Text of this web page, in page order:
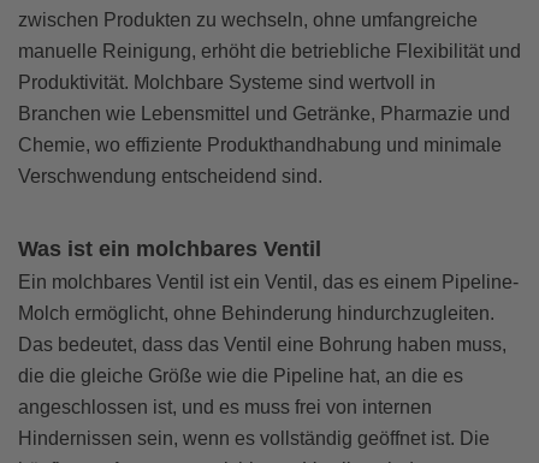
zwischen Produkten zu wechseln, ohne umfangreiche
manuelle Reinigung, erhöht die betriebliche Flexibilität und
Produktivität. Molchbare Systeme sind wertvoll in
Branchen wie Lebensmittel und Getränke, Pharmazie und
Chemie, wo effiziente Produkthandhabung und minimale
Verschwendung entscheidend sind.
Was ist ein molchbares Ventil
Ein molchbares Ventil ist ein Ventil, das es einem Pipeline-
Molch ermöglicht, ohne Behinderung hindurchzugleiten.
Das bedeutet, dass das Ventil eine Bohrung haben muss,
die die gleiche Größe wie die Pipeline hat, an die es
angeschlossen ist, und es muss frei von internen
Hindernissen sein, wenn es vollständig geöffnet ist. Die